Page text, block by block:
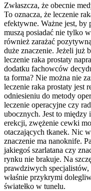
Zwłaszcza, że obecnie
To oznacza, że leczenie
efektywne. Ważne jest, by
muszą posiadać nie tylko
również zarażać
duże znaczenie. Jeżeli już
leczenie raka prostaty
dodatku fachowców
ta forma? Nie można nie
leczenie raka prostaty jest
odniesieniu do metody
leczenie operacyjne czy
ubocznych. Jest to między
erekcji, zwężenie cewki
otaczających tkanek. Nic
znaczenie ma nanoknife.
jakiegoś szarlatana czy
rynku nie brakuje. Na
prawdziwych
właśnie przykrymi
światełko w tunelu.